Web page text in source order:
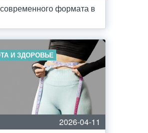
формата в
И ЗДОРОВЬЕ
2026-04-11